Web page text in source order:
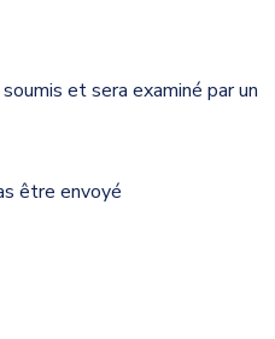
et sera examiné par un
être envoyé